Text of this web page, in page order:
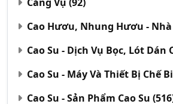
Cao Hươu, Nhung Hươu - Nhà
Cao Su - Dịch Vụ Bọc, Lót Dán
Cao Su - Máy Và Thiết Bị Chế
Cao Su - Sản Phẩm Cao Su